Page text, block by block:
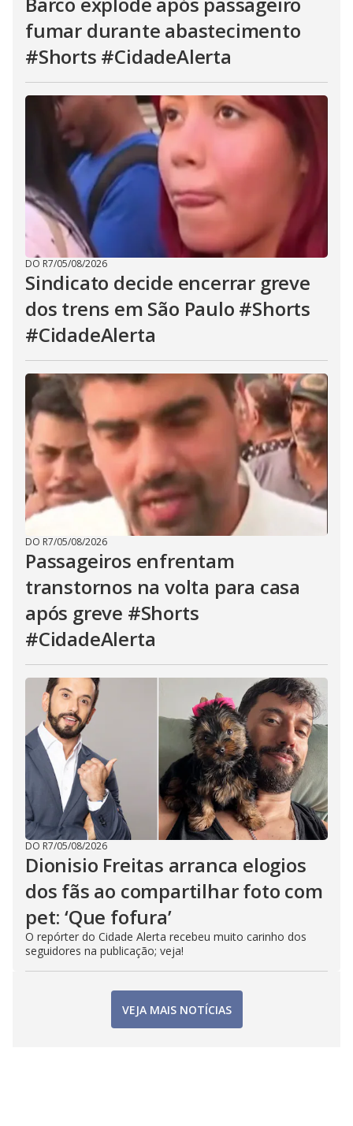
fumar durante abastecimento
#Shorts #CidadeAlerta
DO R7/05/08/2026
Sindicato decide encerrar greve
dos trens em São Paulo #Shorts
#CidadeAlerta
DO R7/05/08/2026
Passageiros enfrentam
transtornos na volta para casa
após greve #Shorts
#CidadeAlerta
DO R7/05/08/2026
Dionisio Freitas arranca elogios
dos fãs ao compartilhar foto com
pet: ‘Que fofura’
O repórter do Cidade Alerta recebeu muito carinho dos
seguidores na publicação; veja!
VEJA MAIS NOTÍCIAS